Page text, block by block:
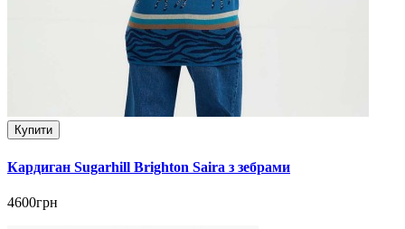
Купити
Кардиган Sugarhill Brighton Saira з зебрами
4600грн